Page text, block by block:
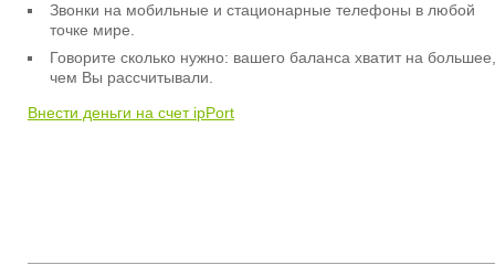
Звонки на мобильные и стационарные телефоны в любой
точке мире.
Говорите сколько нужно: вашего баланса хватит на большее,
чем Вы рассчитывали.
Внести деньги на счет ipPort